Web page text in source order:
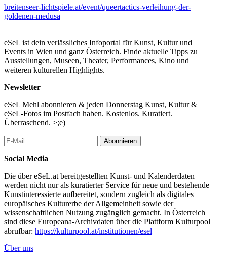
A SLICE OF OMECLAW - EIN GORILLA IM
SALZKAMMERGUT (aus der Serie “[k]wir am Land“),
SPICY NOODLES, Sophia Hochedlinger, Österreich 2025, 9
min
BUA CEK, Kenneth Constance Loe, Österreich 2024, 15 min
BROTHER AND SISTER – SAME WATAN (WATER AND
WIND), Oleksandr Halishchuk, Österreich 2024/25, 19 min.
Nach der Vorstellung fröhliches Miteinander bei guten Drinks
und ebensolcher Musik.
nonstop KINOABO gültig
...Mehr lesen
breitenseer-lichtspiele.at/event/queertactics-verleihung-der-
goldenen-medusa
eSeL ist dein verlässliches Infoportal für Kunst, Kultur und
Events in Wien und ganz Österreich. Finde aktuelle Tipps zu
Ausstellungen, Museen, Theater, Performances, Kino und
weiteren kulturellen Highlights.
Newsletter
eSeL Mehl abonnieren & jeden Donnerstag Kunst, Kultur &
eSeL-Fotos im Postfach haben. Kostenlos. Kuratiert.
Überraschend. >;e)
Abonnieren
Social Media
Die über eSeL.at bereitgestellten Kunst- und Kalenderdaten
werden nicht nur als kuratierter Service für neue und bestehende
Kunstinteressierte aufbereitet, sondern zugleich als digitales
europäisches Kulturerbe der Allgemeinheit sowie der
wissenschaftlichen Nutzung zugänglich gemacht. In Österreich
sind diese Europeana-Archivdaten über die Plattform Kulturpool
abrufbar: https://kulturpool.at/institutionen/esel
Über uns